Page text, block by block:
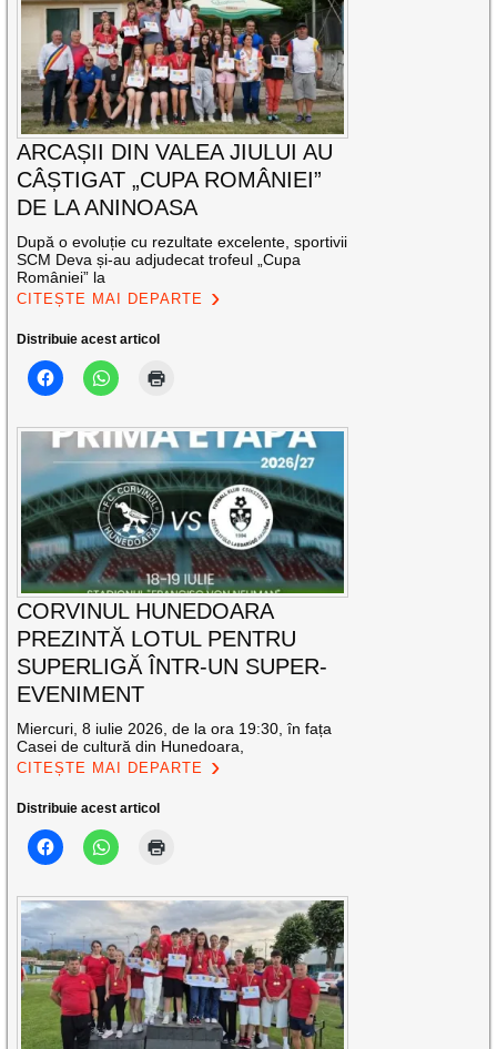
ARCAȘII DIN VALEA JIULUI AU
CÂȘTIGAT „CUPA ROMÂNIEI”
DE LA ANINOASA
După o evoluție cu rezultate excelente, sportivii
SCM Deva și-au adjudecat trofeul „Cupa
României” la
CITEȘTE MAI DEPARTE
Distribuie acest articol
CORVINUL HUNEDOARA
PREZINTĂ LOTUL PENTRU
SUPERLIGĂ ÎNTR-UN SUPER-
EVENIMENT
Miercuri, 8 iulie 2026, de la ora 19:30, în fața
Casei de cultură din Hunedoara,
CITEȘTE MAI DEPARTE
Distribuie acest articol